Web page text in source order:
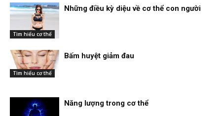
Tìm hiểu cơ thể
Những điều kỳ diệu về cơ thể con người
Tìm hiểu cơ thể
Bấm huyệt giảm đau
Năng lượng trong cơ thể